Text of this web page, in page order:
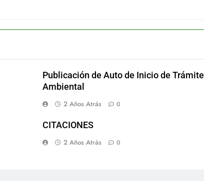
Publicación de Auto de Inicio de Trámite
Ambiental
2 Años Atrás 0
CITACIONES
2 Años Atrás 0